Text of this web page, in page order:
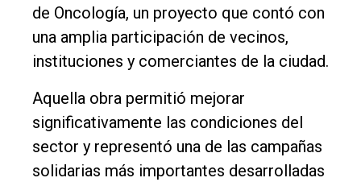
de Oncología, un proyecto que contó con
una amplia participación de vecinos,
instituciones y comerciantes de la ciudad.
Aquella obra permitió mejorar
significativamente las condiciones del
sector y representó una de las campañas
solidarias más importantes desarrolladas